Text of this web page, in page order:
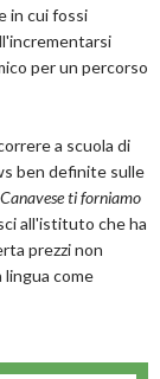
in cui fossi
per un percorso
a scuola di
ben definite sulle
ti forniamo
all'istituto che ha
prezzi non
lingua come